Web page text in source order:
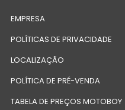
EMPRESA
POLÍTICAS DE PRIVACIDADE
LOCALIZAÇÃO
POLÍTICA DE PRÉ-VENDA
TABELA DE PREÇOS MOTOBOY